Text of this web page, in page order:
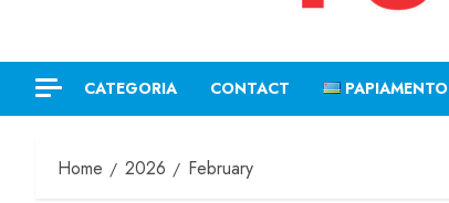
CATEGORIA CONTACT PAPIAMENTO
Home 2026 February